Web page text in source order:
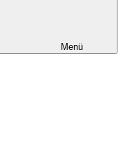
Menü